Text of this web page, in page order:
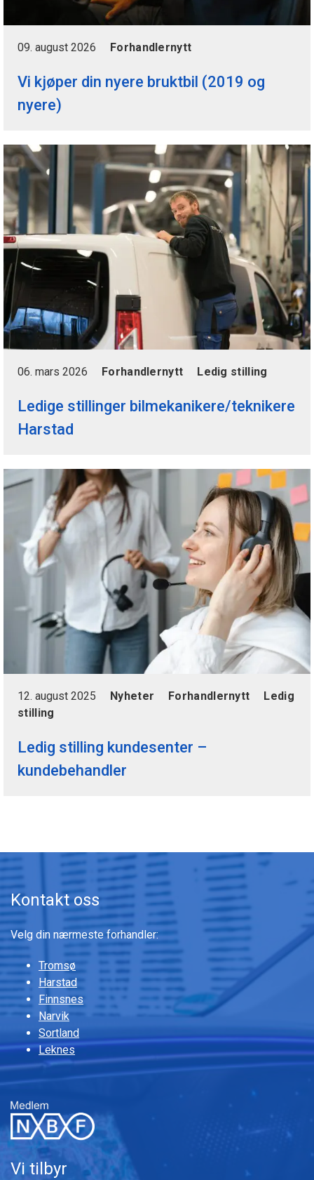
09. august 2026 Forhandlernytt
Vi kjøper din nyere bruktbil (2019 og
nyere)
06. mars 2026 Forhandlernytt Ledig stilling
Ledige stillinger bilmekanikere/teknikere
Harstad
12. august 2025 Nyheter Forhandlernytt
Ledig
stilling
Ledig stilling kundesenter –
kundebehandler
Kontakt oss
Velg din nærmeste forhandler:
Tromsø
Harstad
Finnsnes
Narvik
Sortland
Leknes
Vi tilbyr